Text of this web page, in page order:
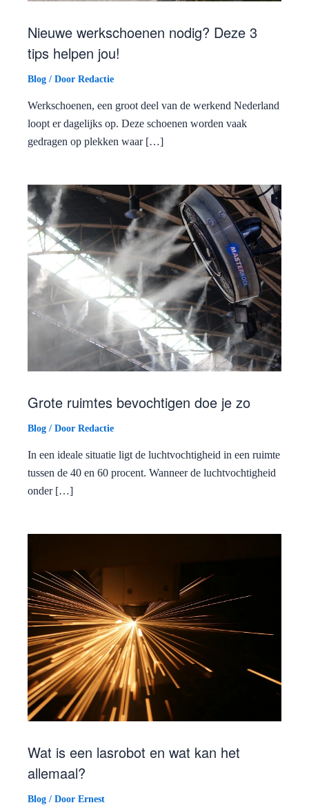
Nieuwe werkschoenen nodig? Deze 3
tips helpen jou!
Blog / Door Redactie
Werkschoenen, een groot deel van de werkend Nederland
loopt er dagelijks op. Deze schoenen worden vaak
gedragen op plekken waar […]
Grote ruimtes bevochtigen doe je zo
Blog / Door Redactie
In een ideale situatie ligt de luchtvochtigheid in een ruimte
tussen de 40 en 60 procent. Wanneer de luchtvochtigheid
onder […]
Wat is een lasrobot en wat kan het
allemaal?
Blog / Door Ernest